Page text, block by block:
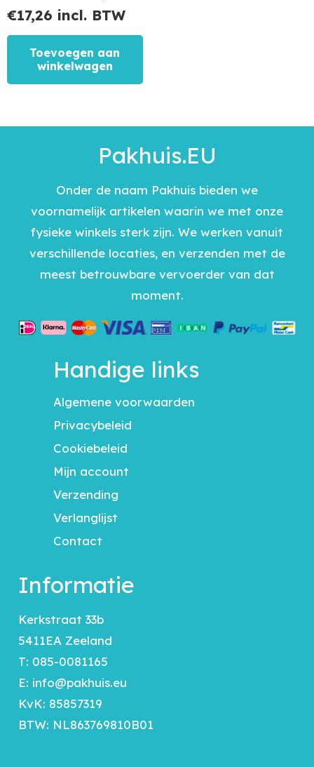
€17,26 incl. BTW
Toevoegen aan
winkelwagen
Pakhuis.EU
Onder de naam Pakhuis bieden we
voornamelijk artikelen waarin we met onze
fysieke winkels sterk zijn. We werken vanuit
verschillende locaties, en verzenden met de
meest betrouwbare vervoerder van dat
moment.
Handige links
Algemene voorwaarden
Privacybeleid
Cookiebeleid
Mijn account
Verzending
Verlanglijst
Contact
Informatie
Kerkstraat 33b
5411EA Zeeland
T: 085-0081165
E: info@pakhuis.eu
KvK: 85857319
BTW: NL863769810B01